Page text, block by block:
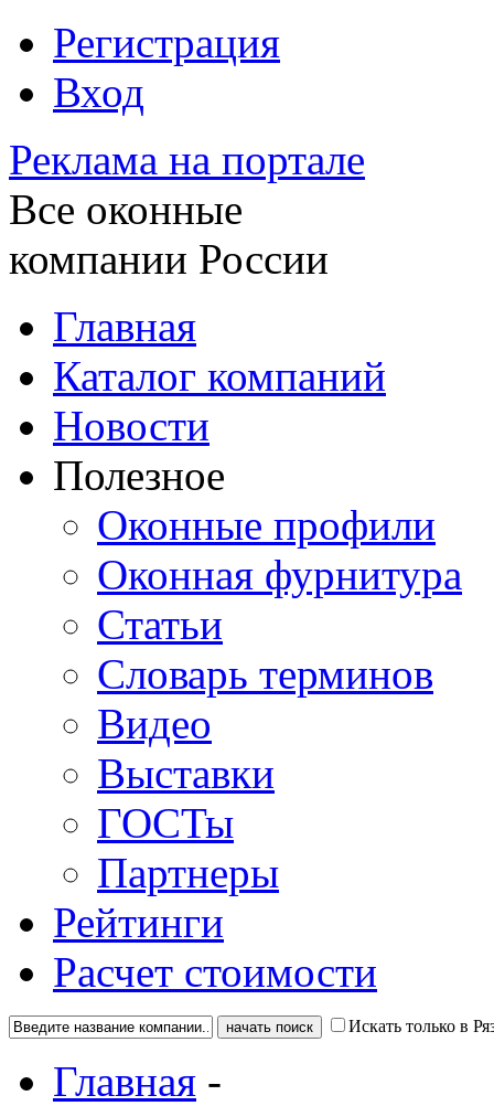
Регистрация
Вход
Реклама на портале
Все оконные
компании России
Главная
Каталог компаний
Новости
Полезное
Оконные профили
Оконная фурнитура
Статьи
Словарь терминов
Видео
Выставки
ГОСТы
Партнеры
Рейтинги
Расчет стоимости
Искать только в
Главная -